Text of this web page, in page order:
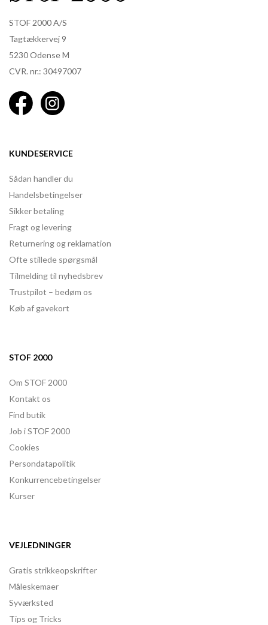
STOF 2000 A/S
Tagtækkervej 9
5230 Odense M
CVR. nr.: 30497007
KUNDESERVICE
Sådan handler du
Handelsbetingelser
Sikker betaling
Fragt og levering
Returnering og reklamation
Ofte stillede spørgsmål
Tilmelding til nyhedsbrev
Trustpilot – bedøm os
Køb af gavekort
STOF 2000
Om STOF 2000
Kontakt os
Find butik
Job i STOF 2000
Cookies
Persondatapolitik
Konkurrencebetingelser
Kurser
VEJLEDNINGER
Gratis strikkeopskrifter
Måleskemaer
Syværksted
Tips og Tricks